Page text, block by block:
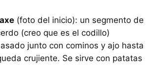
(foto del inicio): un segmento de
(creo que es el codillo)
junto con cominos y ajo hasta
crujiente. Se sirve con patatas